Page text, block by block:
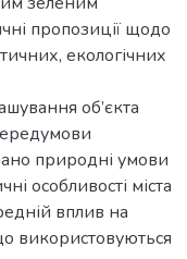
пропозиції щодо
екологічних
об’єкта
природні умови
особливості міста
вплив на
використовуються